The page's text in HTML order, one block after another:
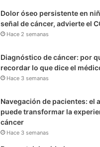
Dolor óseo persistente en
señal de cáncer, advierte el
Hace 2 semanas
Diagnóstico de cáncer: por
recordar lo que dice el
Hace 3 semanas
Navegación de pacientes: el
puede transformar la
cáncer
Hace 3 semanas